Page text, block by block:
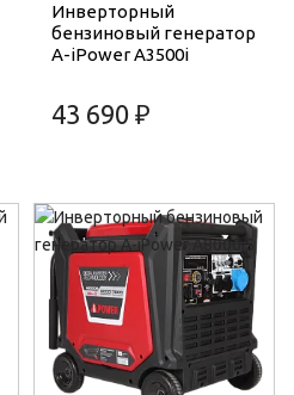
Инверторный
бензиновый генератор
A-iPower A3500i
43 690 ₽